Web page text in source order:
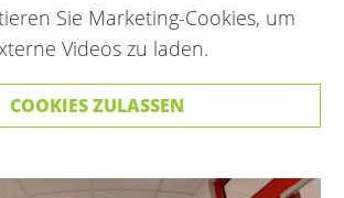
Sie Marketing-Cookies, um
Videos zu laden.
COOKIES ZULASSEN